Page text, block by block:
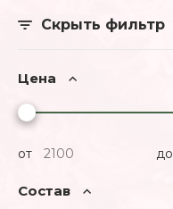
Скрыть фильтр
Цена
от до
Состав